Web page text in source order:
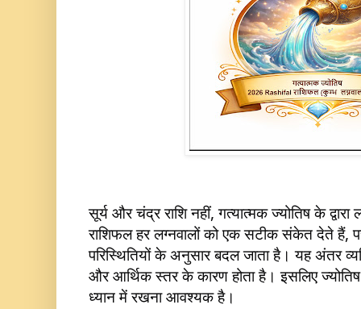
सूर्य और चंद्र राशि नहीं, गत्यात्मक ज्योतिष के
राशिफल हर लग्नवालों को एक सटीक संकेत देते हैं,
परिस्थितियों के अनुसार बदल जाता है। यह अंतर
और आर्थिक स्तर के कारण होता है। इसलिए
ध्यान में रखना आवश्यक है।